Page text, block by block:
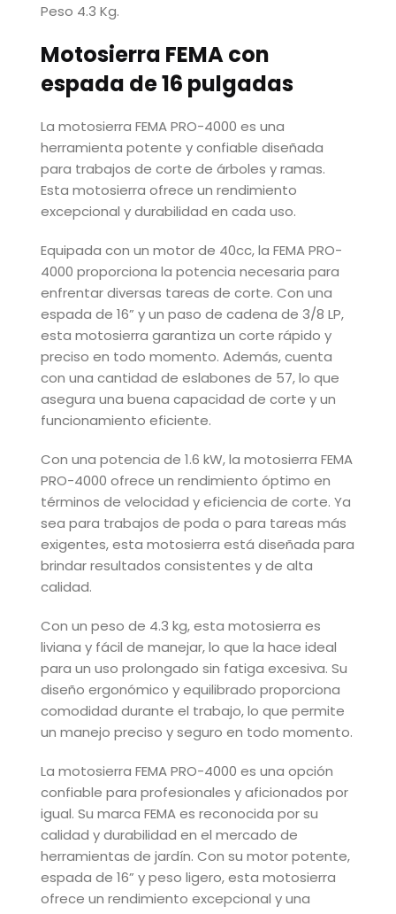
Peso 4.3 Kg.
Motosierra FEMA con
espada de 16 pulgadas
La motosierra FEMA PRO-4000 es una
herramienta potente y confiable diseñada
para trabajos de corte de árboles y ramas.
Esta motosierra ofrece un rendimiento
excepcional y durabilidad en cada uso.
Equipada con un motor de 40cc, la FEMA PRO-
4000 proporciona la potencia necesaria para
enfrentar diversas tareas de corte. Con una
espada de 16” y un paso de cadena de 3/8 LP,
esta motosierra garantiza un corte rápido y
preciso en todo momento. Además, cuenta
con una cantidad de eslabones de 57, lo que
asegura una buena capacidad de corte y un
funcionamiento eficiente.
Con una potencia de 1.6 kW, la motosierra FEMA
PRO-4000 ofrece un rendimiento óptimo en
términos de velocidad y eficiencia de corte. Ya
sea para trabajos de poda o para tareas más
exigentes, esta motosierra está diseñada para
brindar resultados consistentes y de alta
calidad.
Con un peso de 4.3 kg, esta motosierra es
liviana y fácil de manejar, lo que la hace ideal
para un uso prolongado sin fatiga excesiva. Su
diseño ergonómico y equilibrado proporciona
comodidad durante el trabajo, lo que permite
un manejo preciso y seguro en todo momento.
La motosierra FEMA PRO-4000 es una opción
confiable para profesionales y aficionados por
igual. Su marca FEMA es reconocida por su
calidad y durabilidad en el mercado de
herramientas de jardín. Con su motor potente,
espada de 16” y peso ligero, esta motosierra
ofrece un rendimiento excepcional y una